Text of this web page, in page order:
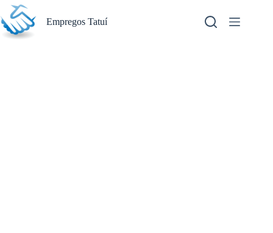
Pular
para
o
conteúdo
Empregos Tatuí